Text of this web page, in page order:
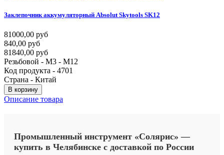
Заклепочник аккумуляторный Absolut Skytools SK12
81000,00 руб
840,00 руб
81840,00 руб
Резьбовой - М3 - M12
Код продукта - 4701
Страна - Китай
В корзину
Описание товара
Промышленный инструмент «Солярис» —
купить в Челябинске с доставкой по России